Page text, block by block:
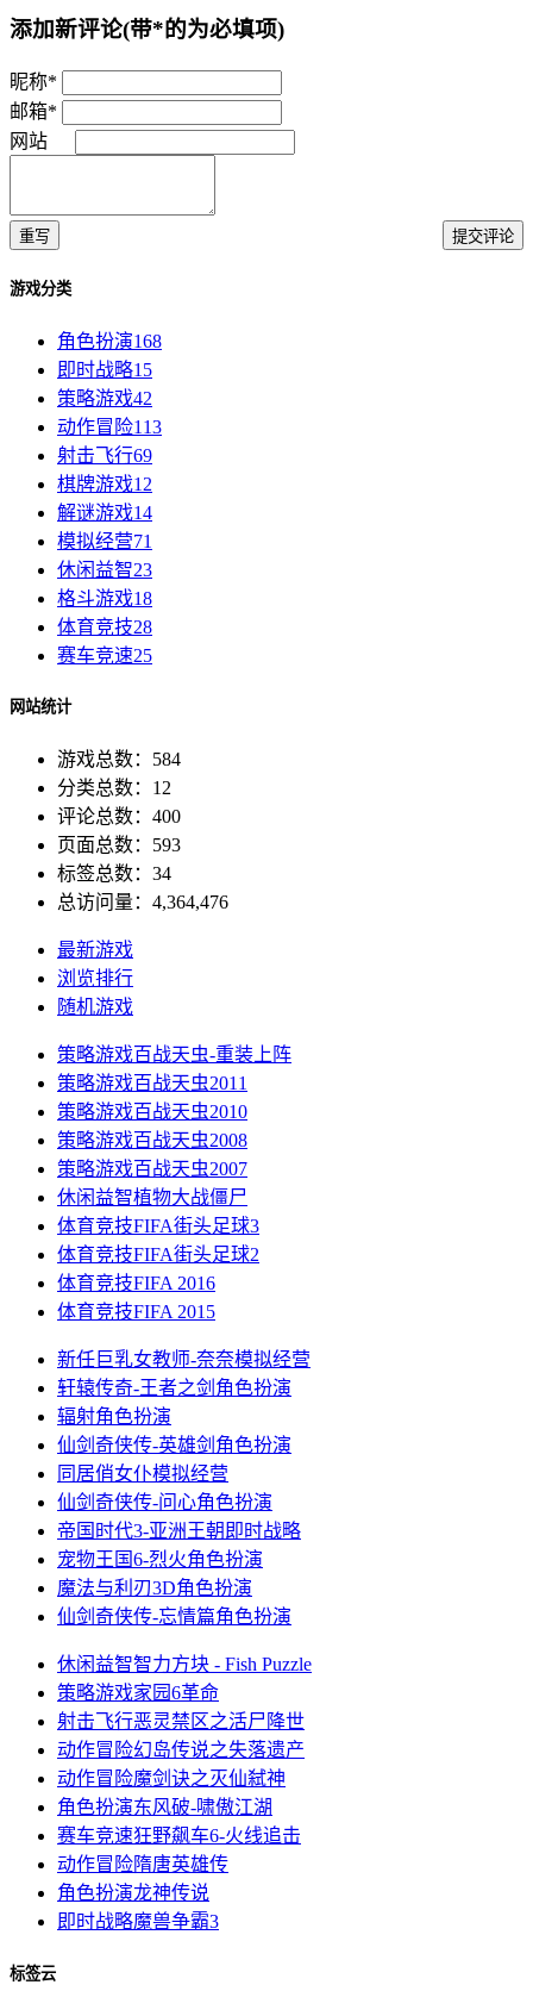
添加新评论(带*的为必填项)
昵称*
邮箱*
网站
重写 提交评论
游戏分类
角色扮演168
即时战略15
策略游戏42
动作冒险113
射击飞行69
棋牌游戏12
解谜游戏14
模拟经营71
休闲益智23
格斗游戏18
体育竞技28
赛车竞速25
网站统计
游戏总数：584
分类总数：12
评论总数：400
页面总数：593
标签总数：34
总访问量：4,364,476
最新游戏
浏览排行
随机游戏
策略游戏百战天虫-重装上阵
策略游戏百战天虫2011
策略游戏百战天虫2010
策略游戏百战天虫2008
策略游戏百战天虫2007
休闲益智植物大战僵尸
体育竞技FIFA街头足球3
体育竞技FIFA街头足球2
体育竞技FIFA 2016
体育竞技FIFA 2015
新任巨乳女教师-奈奈模拟经营
轩辕传奇-王者之剑 角色扮演
辐射角色扮演
仙剑奇侠传-英雄剑 角色扮演
同居俏女仆模拟经营
仙剑奇侠传-问心角色扮演
帝国时代3-亚洲王朝即时战略
宠物王国6-烈火角色扮演
魔法与利刃3D角色扮演
仙剑奇侠传-忘情篇角色扮演
休闲益智智力方块 - Fish Puzzle
策略游戏家园6革命
射击飞行恶灵禁区之活尸降世
动作冒险幻岛传说之失落遗产
动作冒险魔剑诀之灭仙弑神
角色扮演东风破-啸傲江湖
赛车竞速狂野飙车6-火线追击
动作冒险隋唐英雄传
角色扮演龙神传说
即时战略魔兽争霸3
标签云